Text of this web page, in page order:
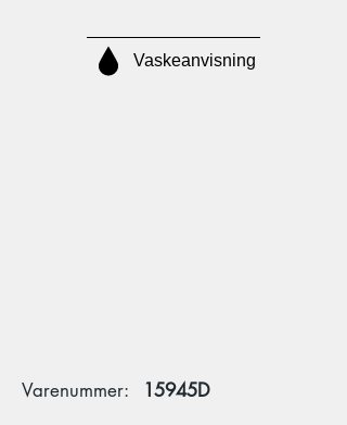
Vaskeanvisning
Varenummer: 15945D